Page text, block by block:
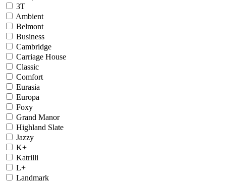
3T
Ambient
Belmont
Business
Cambridge
Carriage House
Classic
Comfort
Eurasia
Europa
Foxy
Grand Manor
Highland Slate
Jazzy
K+
Katrilli
L+
Landmark